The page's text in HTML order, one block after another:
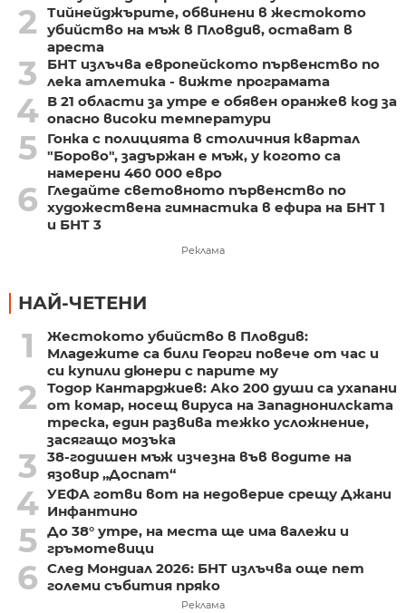
2
Тийнейджърите, обвинени в жестокото
убийство на мъж в Пловдив, остават в
ареста
3
БНТ излъчва европейското първенство по
лека атлетика - вижте програмата
4 В 21 области за утре е обявен оранжев код за
опасно високи температури
5
Гонка с полицията в столичния квартал
"Борово", задържан е мъж, у когото са
намерени 460 000 евро
6
Гледайте световното първенство по
художествена гимнастика в ефира на БНТ 1
и БНТ 3
Реклама
НАЙ-ЧЕТЕНИ
1
Жестокото убийство в Пловдив:
Младежите са били Георги повече от час и
си купили дюнери с парите му
2
Тодор Кантарджиев: Ако 200 души са ухапани
от комар, носещ вируса на Западнонилската
треска, един развива тежко усложнение,
засягащо мозъка
3
38-годишен мъж изчезна във водите на
язовир „Доспат“
4 УЕФА готви вот на недоверие срещу Джани
Инфантино
5 До 38° утре, на места ще има валежи и
гръмотевици
6 След Мондиал 2026: БНТ излъчва още пет
големи събития пряко
Реклама